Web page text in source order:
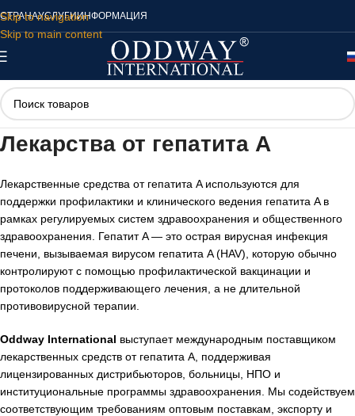
Skip to navigation
Skip to main content
СТРАНАУСЛУГИИНФОРМАЦИЯ
Лекарства от гепатита A
Лекарственные средства от гепатита A используются для
поддержки профилактики и клинического ведения гепатита A в
рамках регулируемых систем здравоохранения и общественного
здравоохранения. Гепатит A — это острая вирусная инфекция
печени, вызываемая вирусом гепатита A (HAV), которую обычно
контролируют с помощью профилактической вакцинации и
протоколов поддерживающего лечения, а не длительной
противовирусной терапии.
Oddway International выступает международным поставщиком
лекарственных средств от гепатита A, поддерживая
лицензированных дистрибьюторов, больницы, НПО и
институциональные программы здравоохранения. Мы содействуем
соответствующим требованиям оптовым поставкам, экспорту и